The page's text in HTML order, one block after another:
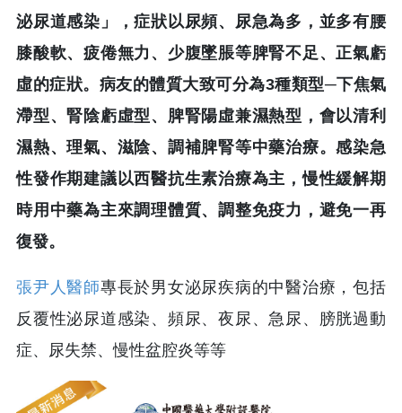
泌尿道感染」，症狀以尿頻、尿急為多，並多有腰
膝酸軟、疲倦無力、少腹墜脹等脾腎不足、正氣虧
虛的症狀。病友的體質大致可分為3種類型─下焦氣
滯型、腎陰虧虛型、脾腎陽虛兼濕熱型，會以清利
濕熱、理氣、滋陰、調補脾腎等中藥治療。感染急
性發作期建議以西醫抗生素治療為主，慢性緩解期
時用中藥為主來調理體質、調整免疫力，避免一再
復發。
張尹人醫師專長於男女泌尿疾病的中醫治療，包括
反覆性泌尿道感染、頻尿、夜尿、急尿、膀胱過動
症、尿失禁、慢性盆腔炎等等